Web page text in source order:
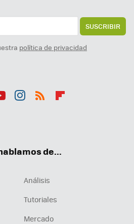
SUSCRIBIR
política de privacidad
de...
Análisis
Tutoriales
Mercado